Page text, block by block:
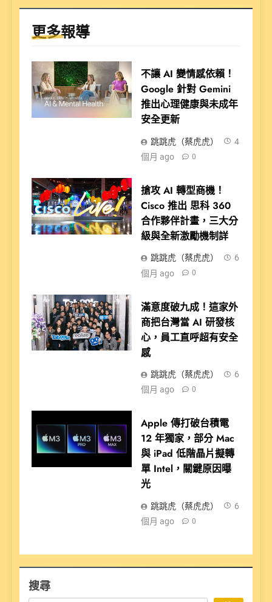
更多報導
不讓 AI 變情感依賴！
Google 針對 Gemini
推出心理健康與未成年
安全更新
跳跳虎（蔡虎虎）
4
個月 ago
0
搶攻 AI 轉型商機！
Cisco 推出 思科 360
合作夥伴計畫，三大分
級與全新激勵機制詳
跳跳虎（蔡虎虎）
6
個月 ago
0
滿意度破九成！這家外
商把台灣當 AI 研發核
心，員工直呼超有安全
感
跳跳虎（蔡虎虎）
6
個月 ago
0
Apple 傳打破台積電
12 年獨家，部分 Mac
與 iPad 低階晶片擬轉
單 Intel，關鍵原因曝
光
跳跳虎（蔡虎虎）
6
個月 ago
0
搜尋